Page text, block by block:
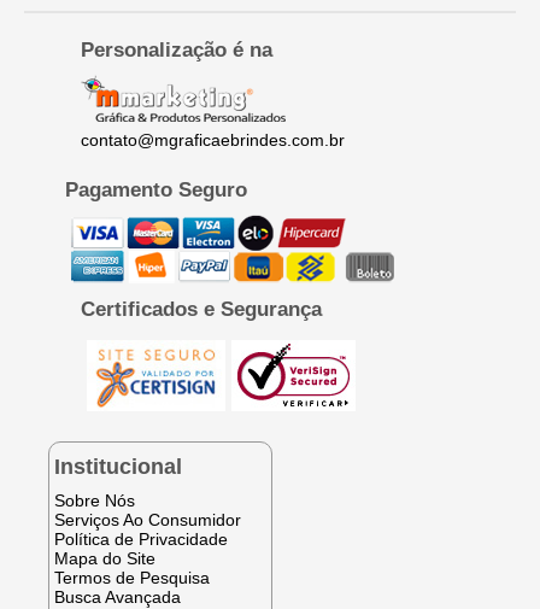
Personalização é na
contato@mgraficaebrindes.com.br
Pagamento Seguro
Certificados e Segurança
Institucional
Sobre Nós
Serviços Ao Consumidor
Política de Privacidade
Mapa do Site
Termos de Pesquisa
Busca Avançada